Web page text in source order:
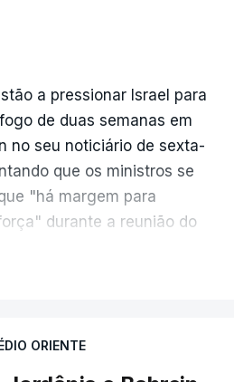
a pressionar Israel para
de duas semanas em
no seu noticiário de sexta-
que os ministros se
"há margem para
durante a reunião do
do Hamas.
ORIENTE